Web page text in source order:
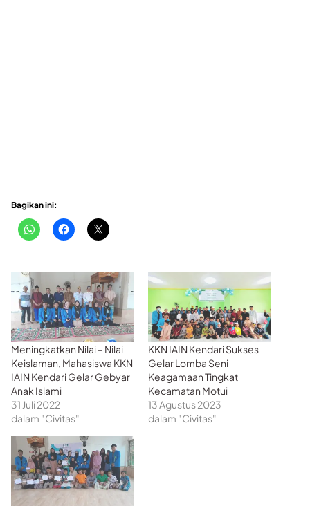
Bagikan ini:
Meningkatkan Nilai – Nilai
Keislaman, Mahasiswa KKN
IAIN Kendari Gelar Gebyar
Anak Islami
31 Juli 2022
dalam "Civitas"
KKN IAIN Kendari Sukses
Gelar Lomba Seni
Keagamaan Tingkat
Kecamatan Motui
13 Agustus 2023
dalam "Civitas"